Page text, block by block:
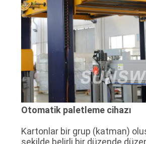
Otomatik paletleme cihazı
Kartonlar bir grup (katman)
şekilde belirli bir düzende